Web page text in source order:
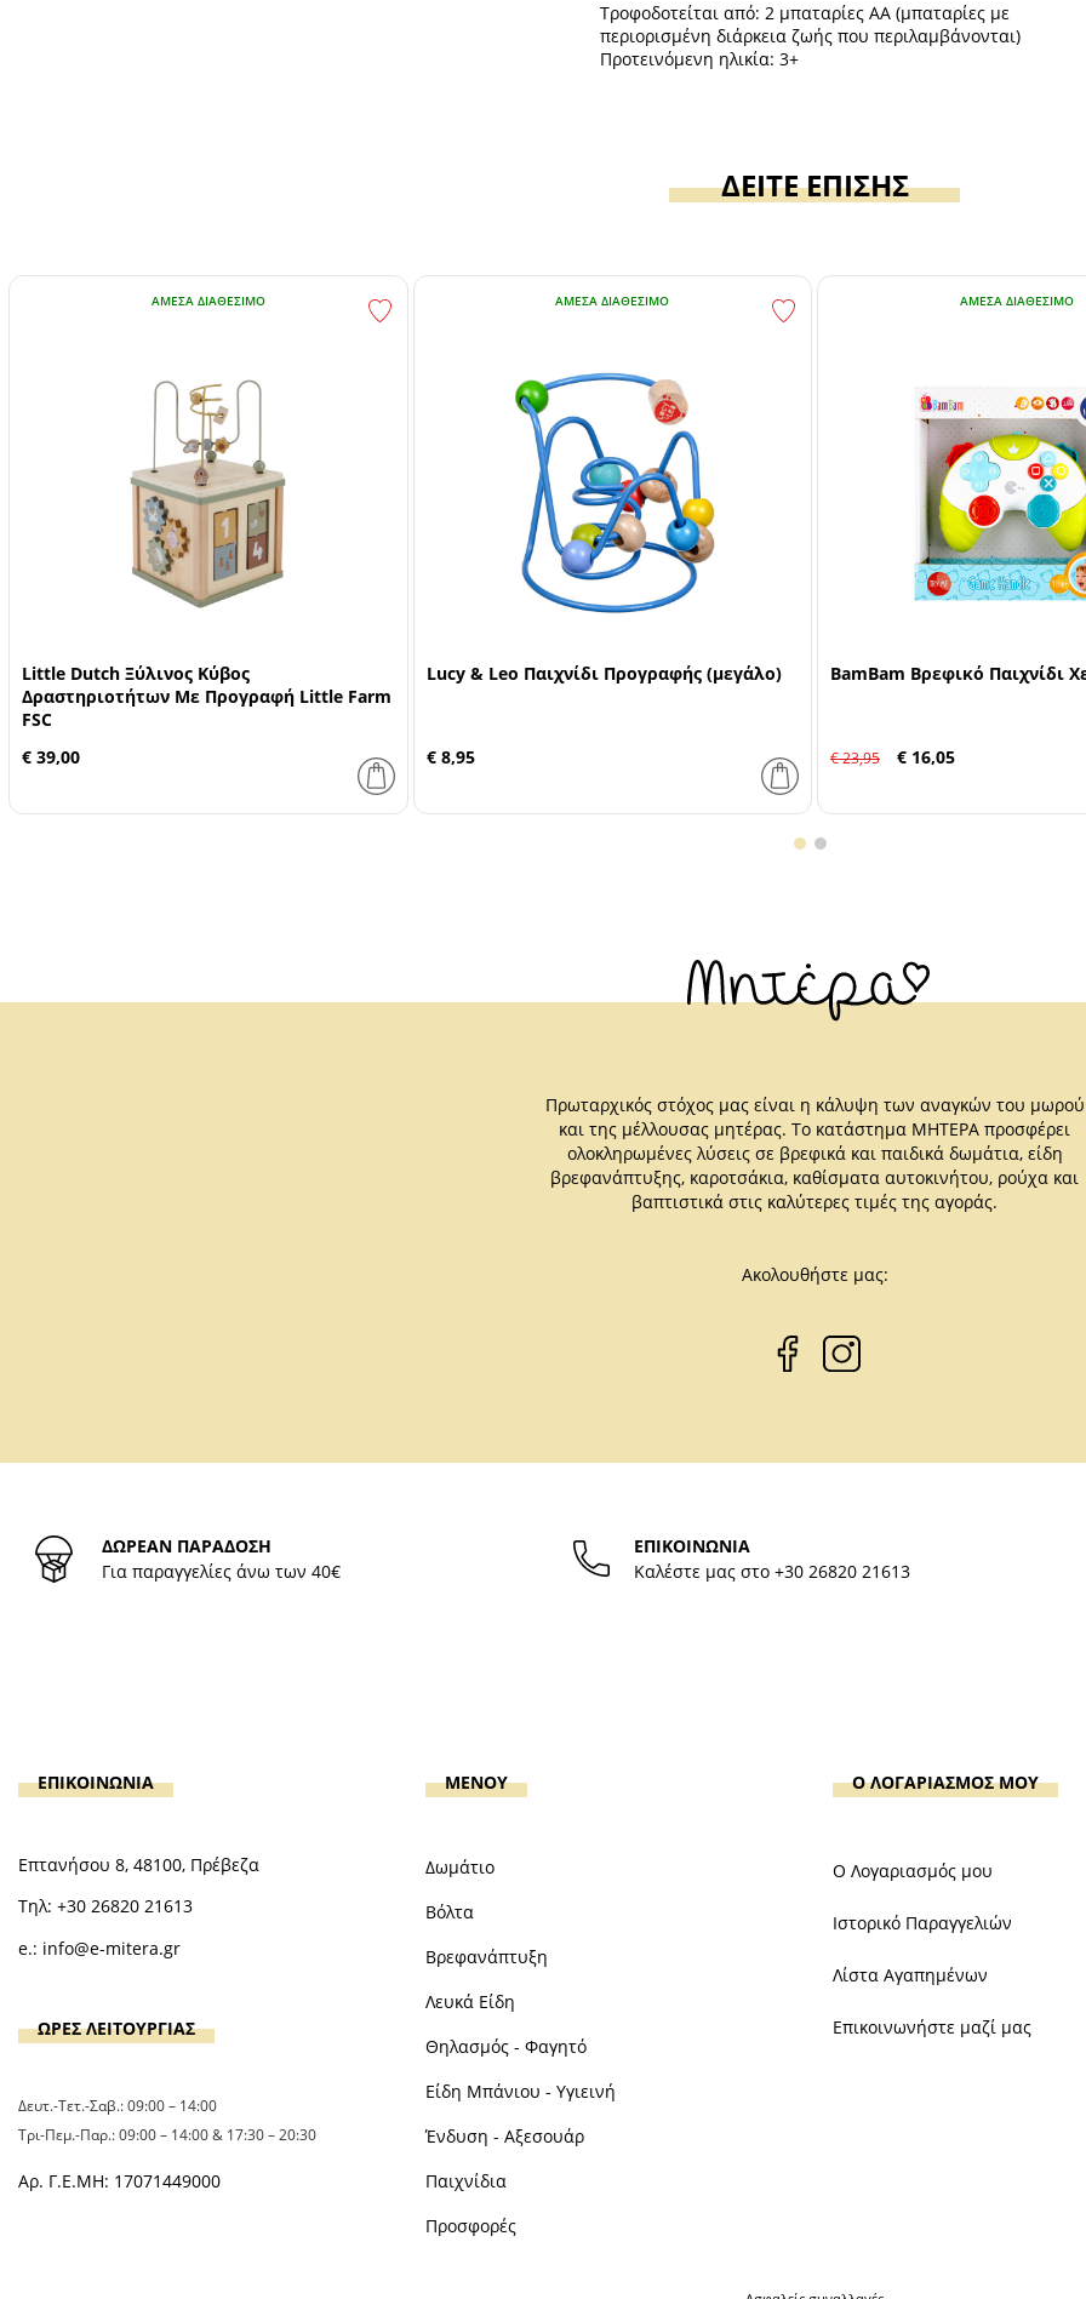
Τροφοδοτείται από: 2 μπαταρίες ΑΑ (μπαταρίες με
περιορισμένη διάρκεια ζωής που περιλαμβάνονται)
Προτεινόμενη ηλικία: 3+
ΔΕΙΤΕ ΕΠΙΣΗΣ
ΆΜΕΣΑ ΔΙΑΘΈΣΙΜΟ
Little Dutch Ξύλινος Κύβος
Δραστηριοτήτων Με Προγραφή Little Farm
FSC
€ 39,00
ΆΜΕΣΑ ΔΙΑΘΈΣΙΜΟ
Lucy & Leo Παιχνίδι Προγραφής (μεγάλο)
€ 8,95
ΆΜΕΣΑ ΔΙΑΘΈΣΙΜΟ
BamBam Βρεφικό Παιχνίδι
€ 23,95 € 16,05
Πρωταρχικός στόχος μας είναι η κάλυψη των αναγκών του μωρού
και της μέλλουσας μητέρας. Το κατάστημα ΜΗΤΕΡΑ προσφέρει
ολοκληρωμένες λύσεις σε βρεφικά και παιδικά δωμάτια, είδη
βρεφανάπτυξης, καροτσάκια, καθίσματα αυτοκινήτου, ρούχα και
βαπτιστικά στις καλύτερες τιμές της αγοράς.
Ακολουθήστε μας:
ΔΩΡΕΑΝ ΠΑΡΑΔΟΣΗ
Για παραγγελίες άνω των 40€
ΕΠΙΚΟΙΝΩΝΙΑ
Καλέστε μας στο +30 26820 21613
ΕΠΙΚΟΙΝΩΝΙΑ
Επτανήσου 8, 48100, Πρέβεζα
Τηλ: +30 26820 21613
e.: info@e-mitera.gr
ΩΡΕΣ ΛΕΙΤΟΥΡΓΙΑΣ
Δευτ.-Τετ.-Σαβ.: 09:00 – 14:00
Τρι-Πεμ.-Παρ.: 09:00 – 14:00 & 17:30 – 20:30
Αρ. Γ.Ε.ΜΗ: 17071449000
MENOY
Δωμάτιο
Βόλτα
Βρεφανάπτυξη
Λευκά Είδη
Θηλασμός - Φαγητό
Είδη Μπάνιου - Υγιεινή
Ένδυση - Αξεσουάρ
Παιχνίδια
Προσφορές
Ο ΛΟΓΑΡΙΑΣΜΟΣ ΜΟΥ
Ο Λογαριασμός μου
Ιστορικό Παραγγελιών
Λίστα Αγαπημένων
Επικοινωνήστε μαζί μας